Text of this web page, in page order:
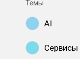
Темы
AI
Сервисы